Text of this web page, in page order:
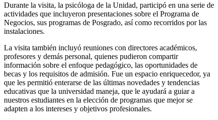
Durante la visita, la psicóloga de la Unidad, participó en una serie de
actividades que incluyeron presentaciones sobre el Programa de
Negocios, sus programas de Posgrado, así como recorridos por las
instalaciones.
La visita también incluyó reuniones con directores académicos,
profesores y demás personal, quienes pudieron compartir
información sobre el enfoque pedagógico, las oportunidades de
becas y los requisitos de admisión. Fue un espacio enriquecedor, ya
que les permitió enterarse de las últimas novedades y tendencias
educativas que la universidad maneja, que le ayudará a guiar a
nuestros estudiantes en la elección de programas que mejor se
adapten a los intereses y objetivos profesionales.